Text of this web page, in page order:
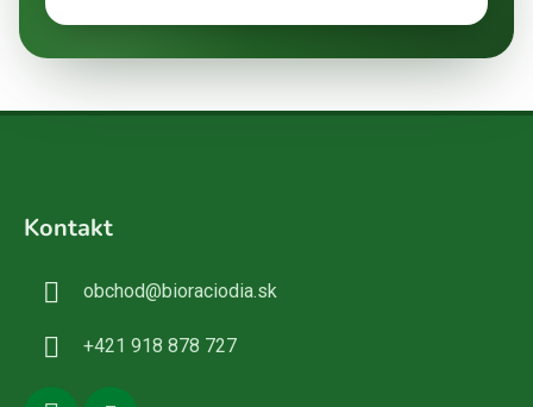
Kontakt
obchod@bioraciodia.sk
+421 918 878 727